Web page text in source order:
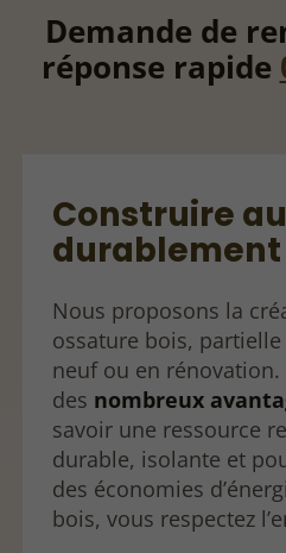
Demande de
réponse rapide
Construire
durablement
Nous proposons la
ossature bois,
neuf ou en
des nombreux
savoir une ressource
durable, isolante et
des économies
bois, vous respectez